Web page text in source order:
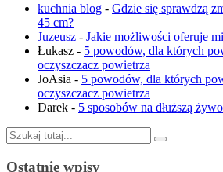
kuchnia blog - Gdzie się sprawdzą
45 cm?
Juzeusz - Jakie możliwości oferuje
Łukasz - 5 powodów, dla których
oczyszczacz powietrza
JoAsia - 5 powodów, dla których
oczyszczacz powietrza
Darek - 5 sposobów na dłuższą
Szukaj:
Ostatnie wpisy